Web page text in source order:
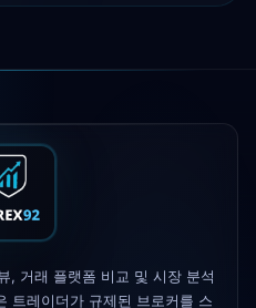
무수수료 계좌
이선스 상실
, 거래 플랫폼 비교 및 시장 분석
트레이더가 규제된 브로커를 스